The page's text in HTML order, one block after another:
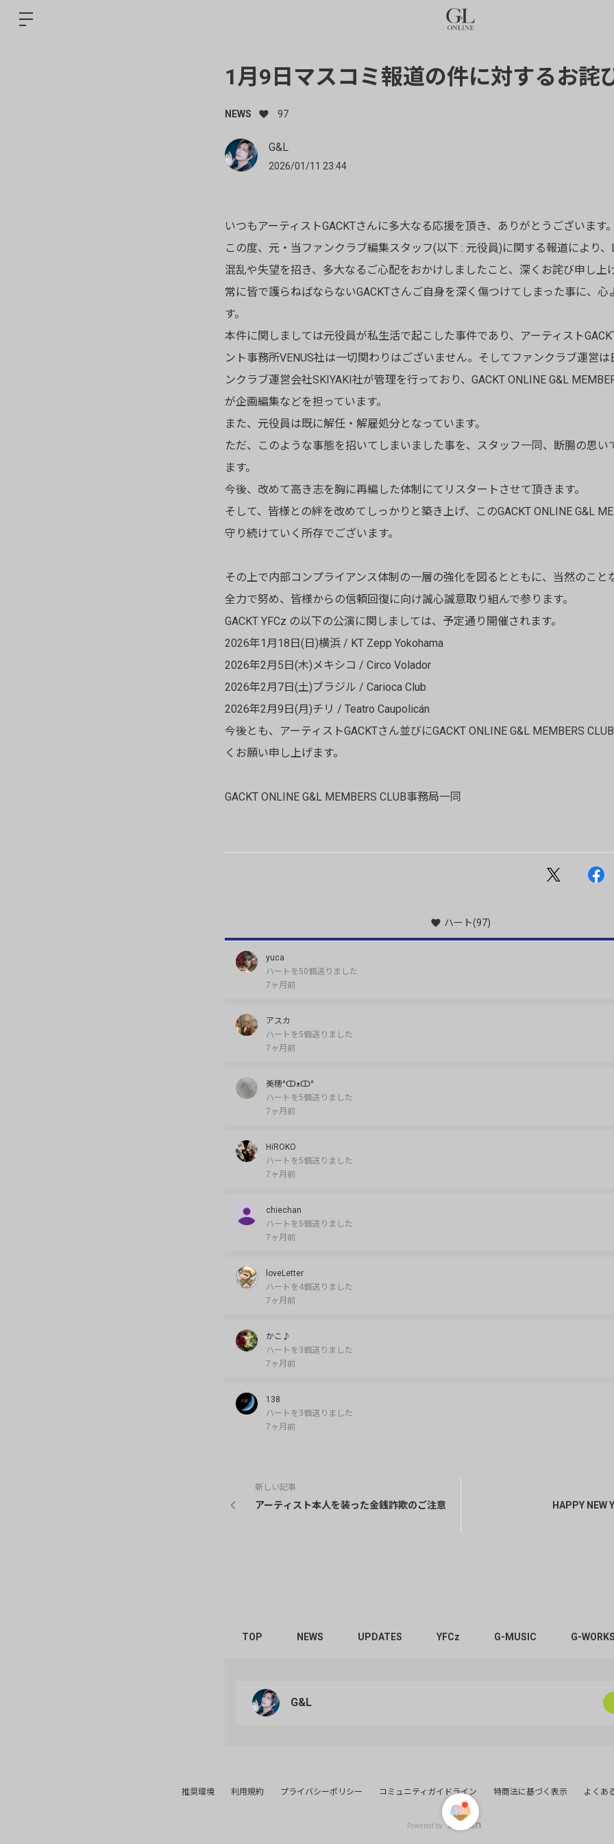
1月9日マスコミ報道の件に対するお詫
NEWS 97
G&L
2026/01/11 23:44
いつもアーティストGACKTさんに多大なる応援を頂き、ありがとうございます。
この度、元・当ファンクラブ編集スタッフ(以下 : 元役員)に関する報道により、
混乱や失望を招き、多大なるご心配をおかけしましたこと、深くお詫び申し上
常に皆で護らねばならないGACKTさんご自身を深く傷つけてしまった事に、心
す。
本件に関しましては元役員が私生活で起こした事件であり、アーティスト
ント事務所VENUS社は一切関わりはございません。そしてファンクラブ運営は
ンクラブ運営会社SKIYAKI社が管理を行っており、GACKT ONLINE G&L
が企画編集などを担っています。
また、元役員は既に解任・解雇処分となっています。
ただ、このような事態を招いてしまいました事を、スタッフ一同、断腸の思い
ます。
今後、改めて高き志を胸に再編した体制にてリスタートさせて頂きます。
そして、皆様との絆を改めてしっかりと築き上げ、このGACKT ONLINE G&L
守り続けていく所存でございます。
その上で内部コンプライアンス体制の一層の強化を図るとともに、当然のこと
全力で努め、皆様からの信頼回復に向け誠心誠意取り組んで参ります。
GACKT YFCz の以下の公演に関しましては、予定通り開催されます。
2026年1月18日(日)横浜 / KT Zepp Yokohama
2026年2月5日(木)メキシコ / Circo Volador
2026年2月7日(土)ブラジル / Carioca Club
2026年2月9日(月)チリ / Teatro Caupolicán
今後とも、アーティストGACKTさん並びにGACKT ONLINE G&L MEMBERS
くお願い申し上げます。
GACKT ONLINE G&L MEMBERS CLUB事務局一同
ハート(97)
yuca
ハートを50個送りました
7ヶ月前
アスカ
ハートを5個送りました
7ヶ月前
美穂^ↀᴥↀ^
ハートを5個送りました
7ヶ月前
HiROKO
ハートを5個送りました
7ヶ月前
chiechan
ハートを5個送りました
7ヶ月前
loveLetter
ハートを4個送りました
7ヶ月前
かこ♪
ハートを3個送りました
7ヶ月前
138
ハートを3個送りました
7ヶ月前
7ヶ月前
ゆっきー
あきな
新しい記事
アーティスト本人を装った金銭詐欺のご注意 HAPPY NEW
TOP NEWS UPDATES YFCz G-MUSIC G-
G&L
推奨環境 利用規約 プライバシーポリシー コミュニティガイドライン 特商法に基づく表示 よくあ
Powered by